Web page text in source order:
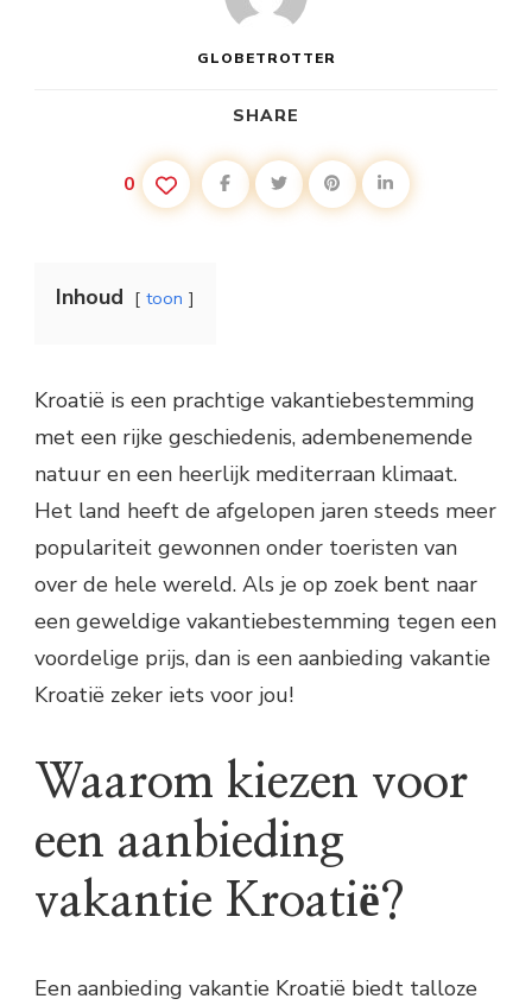
GLOBETROTTER
SHARE
0
Inhoud toon
Kroatië is een prachtige vakantiebestemming
met een rijke geschiedenis, adembenemende
natuur en een heerlijk mediterraan klimaat.
Het land heeft de afgelopen jaren steeds meer
populariteit gewonnen onder toeristen van
over de hele wereld. Als je op zoek bent naar
een geweldige vakantiebestemming tegen een
voordelige prijs, dan is een aanbieding vakantie
Kroatië zeker iets voor jou!
Waarom kiezen voor
een aanbieding
vakantie Kroatië?
Een aanbieding vakantie Kroatië biedt talloze